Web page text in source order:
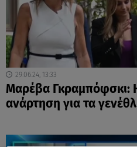
29.06.24, 13:33
Μαρέβα Γκραμπόφσκι:
ανάρτηση για τα